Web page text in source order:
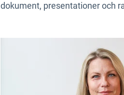
dokument, presentationer och